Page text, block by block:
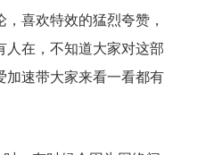
喜欢特效的猛烈夸赞，
人在，不知道大家对这部
加速带大家来看一看都有